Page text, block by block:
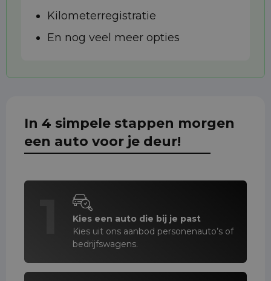
Kilometerregistratie
En nog veel meer opties
In 4 simpele stappen morgen
een auto voor je deur!
Kies een auto die bij je past
Kies uit ons aanbod personenauto’s of
bedrijfswagens.